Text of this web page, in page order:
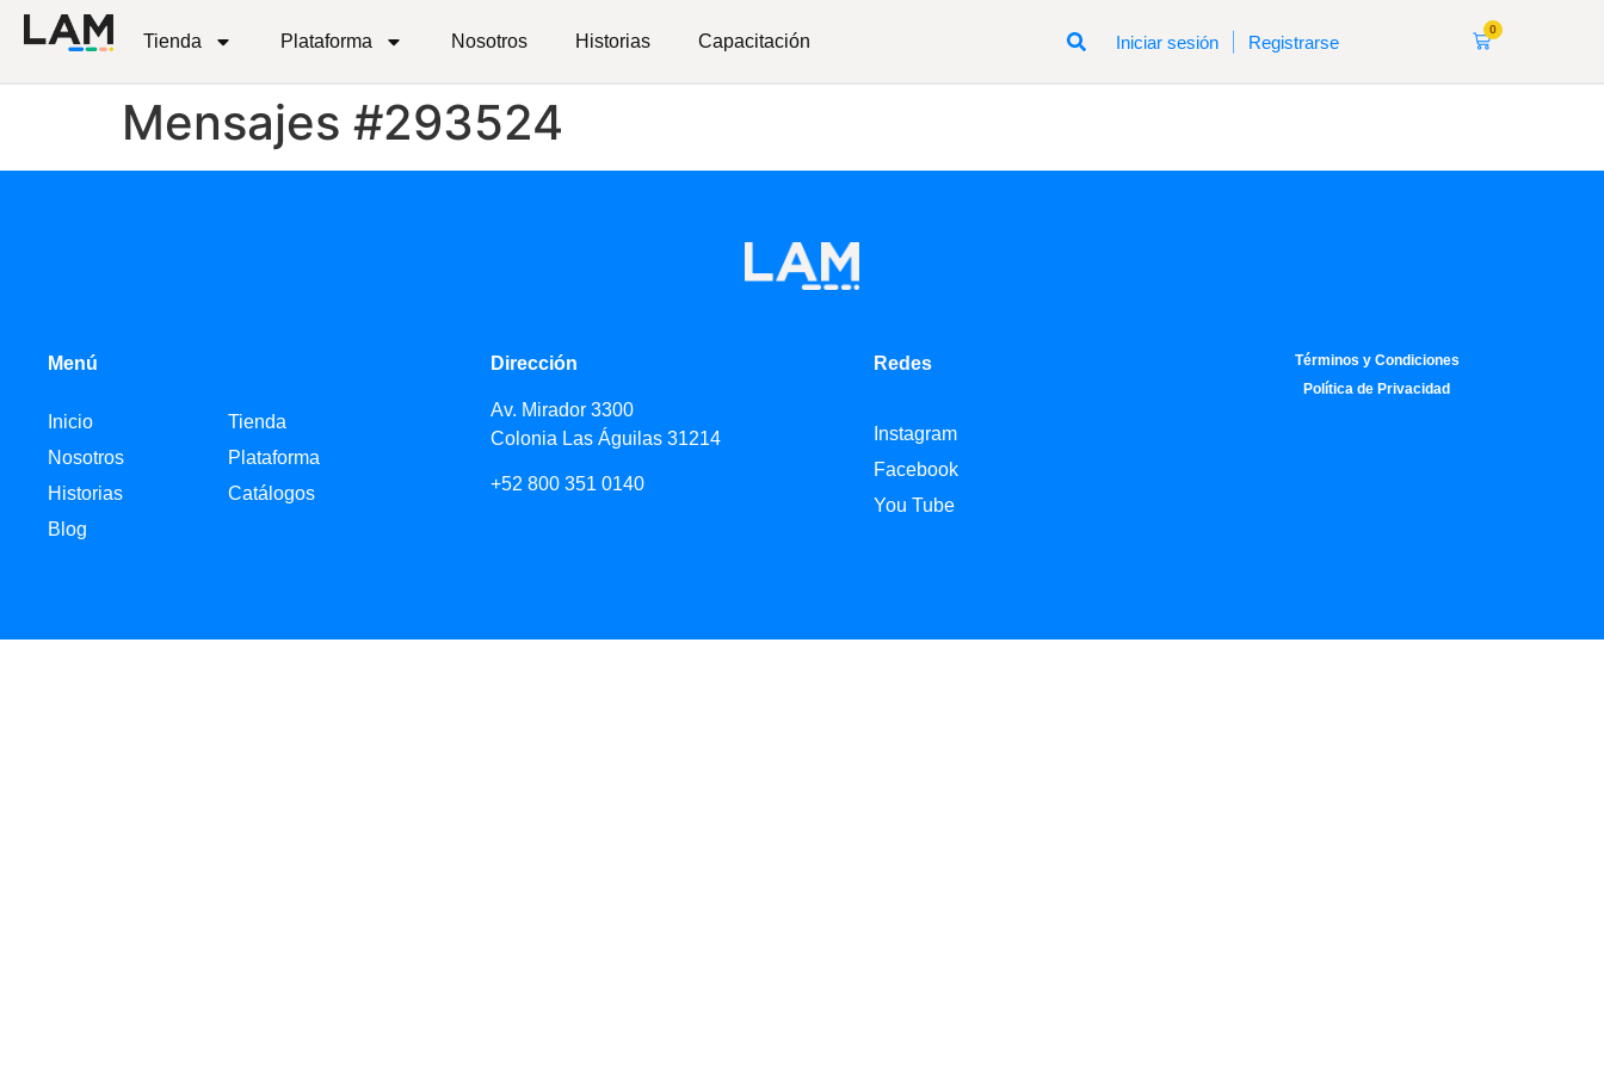
Tienda Plataforma Nosotros Historias Capacitación Iniciar sesión Registrarse
0
Mensajes #293524
Menú
Inicio
Nosotros
Historias
Blog
Tienda
Plataforma
Catálogos
Dirección
Av. Mirador 3300
Colonia Las Águilas 31214
+52 800 351 0140
Redes
Instagram
Facebook
You Tube
Términos y Condiciones
Política de Privacidad